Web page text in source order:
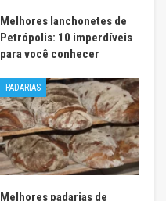
Melhores lanchonetes de
Petrópolis: 10 imperdíveis
para você conhecer
PADARIAS
Melhores padarias de